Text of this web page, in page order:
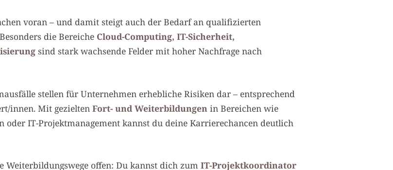
voran – und damit steigt auch der Bedarf an qualifizierten
die Bereiche Cloud-Computing, IT-Sicherheit,
sind stark wachsende Felder mit hoher Nachfrage nach
stellen für Unternehmen erhebliche Risiken dar – entsprechend
innen. Mit gezielten Fort- und Weiterbildungen in Bereichen wie
IT-Projektmanagement kannst du deine Karrierechancen deutlich
offen: Du kannst dich zum IT-Projektkoordinator